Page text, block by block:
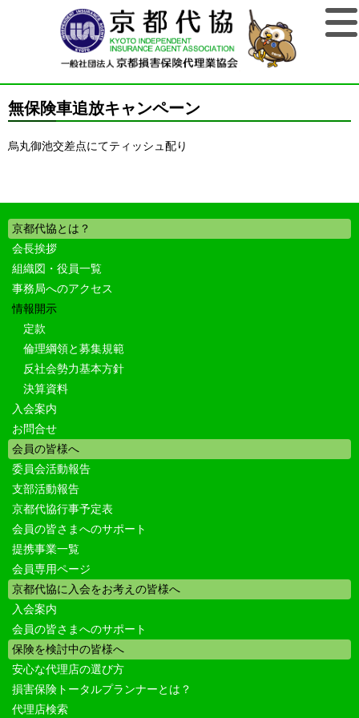
無保険車追放キャンペーン
烏丸御池交差点にてティッシュ配り
京都代協とは？
会長挨拶
組織図・役員一覧
事務局へのアクセス
情報開示
定款
倫理綱領と募集規範
反社会勢力基本方針
決算資料
入会案内
お問合せ
会員の皆様へ
委員会活動報告
支部活動報告
京都代協行事予定表
会員の皆さまへのサポート
提携事業一覧
会員専用ページ
京都代協に入会をお考えの皆様へ
入会案内
会員の皆さまへのサポート
保険を検討中の皆様へ
安心な代理店の選び方
損害保険トータルプランナーとは？
代理店検索